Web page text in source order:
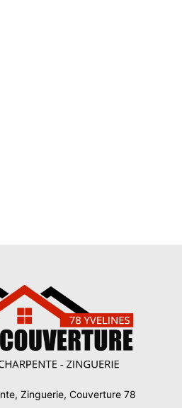
Zinguerie, Couverture 78